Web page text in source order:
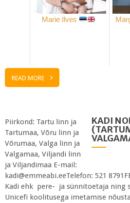
Marie Ilves
READ MORE
KADI
Piirkond: Tartu linn ja
Tartumaa, Võru linn ja
Võrumaa, Valga linn ja
Valgamaa, Viljandi linn
ja Viljandimaa E-mail:
kadi@emmeabi.eeTelefon: 521
Kadi ehk pere- ja ­sünnitoetaja ning
Unicefi koolitusega imetamise